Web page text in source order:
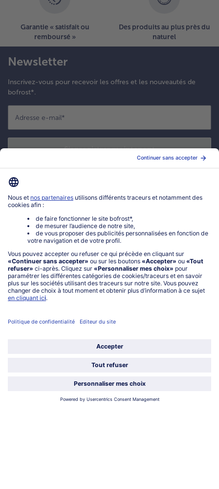
Garantie « satisfait ou
remboursé »
Des produits au plus près du
naturel
Newsletter
Inscrivez-vous pour recevoir les offres et les nouveautés de
bofrost*.
Adresse e-mail*
S'enregistrer maintenant
Mon compte bofrost*
service@bofrost.fr
0801 902 406
Lu-Ve : 9h - 20h (appel non surtaxé)